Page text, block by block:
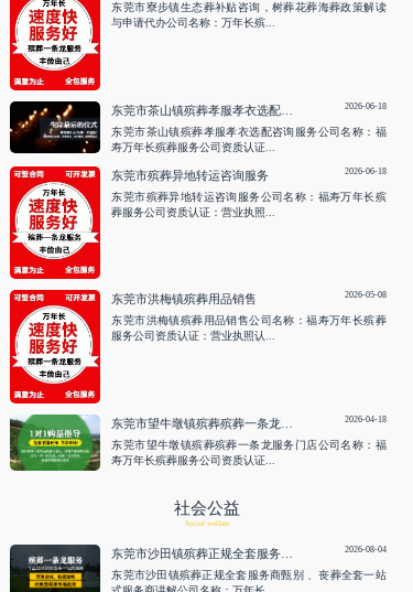
东莞市寮步镇生态葬补贴咨询，树葬花葬海葬政策解读
与申请代办公司名称：万年长殡...
2026-06-18
东莞市茶山镇殡葬孝服孝衣选配咨询服务公司名称：福
寿万年长殡葬服务公司资质认证...
东莞市殡葬异地转运咨询服务 2026-06-18
东莞市殡葬异地转运咨询服务公司名称：福寿万年长殡
葬服务公司资质认证：营业执照...
东莞市洪梅镇殡葬用品销售 2026-05-08
东莞市洪梅镇殡葬用品销售公司名称：福寿万年长殡葬
服务公司资质认证：营业执照认...
2026-04-18
东莞市望牛墩镇殡葬殡葬一条龙服务门店公司名称：福
寿万年长殡葬服务公司资质认证...
社会公益
Social welfare
2026-08-04
东莞市沙田镇殡葬正规全套服务商甄别 、丧葬全套一站